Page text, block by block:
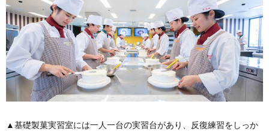
▲基礎製菓実習室には一人一台の実習台があり、反復練習をしっか